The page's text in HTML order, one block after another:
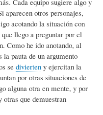
aparecen otros personajes,
acotando la situación con
llego a preguntar por el
Como he ido anotando, al
la pauta de un argumento
se divierten y ejercitan la
por otras situaciones de
alguna otra en mente, y por
otras que demuestran